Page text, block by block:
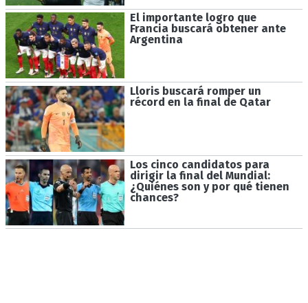
El importante logro que
Francia buscará obtener ante
Argentina
Lloris buscará romper un
récord en la final de Qatar
Los cinco candidatos para
dirigir la final del Mundial:
¿Quiénes son y por qué tienen
chances?